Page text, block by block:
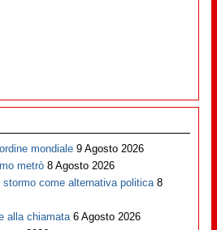
mondiale 9 Agosto 2026
metrò 8 Agosto 2026
come alternativa politica 8
alla chiamata 6 Agosto 2026